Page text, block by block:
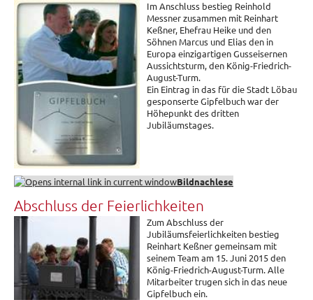
Im Anschluss bestieg Reinhold
Messner zusammen mit Reinhart
Keßner, Ehefrau Heike und den
Söhnen Marcus und Elias den in
Europa einzigartigen Gusseisernen
Aussichtsturm, den König-Friedrich-
August-Turm.
Ein Eintrag in das für die Stadt Löbau
gesponserte Gipfelbuch war der
Höhepunkt des dritten
Jubiläumstages.
Bildnachlese
Abschluss der Feierlichkeiten
Zum Abschluss der
Jubiläumsfeierlichkeiten bestieg
Reinhart Keßner gemeinsam mit
seinem Team am 15. Juni 2015 den
König-Friedrich-August-Turm. Alle
Mitarbeiter trugen sich in das neue
Gipfelbuch ein.